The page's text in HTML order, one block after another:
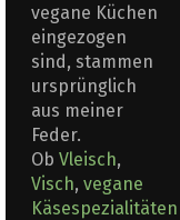
vegane Küchen
eingezogen
sind, stammen
ursprünglich
aus meiner
Feder.
Ob Vleisch,
Visch, vegane
Käsespezialitäten